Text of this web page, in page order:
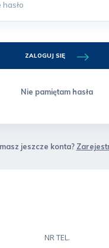
ZALOGUJ SIĘ
Nie pamiętam hasła
jeszcze konta?
NR TEL.